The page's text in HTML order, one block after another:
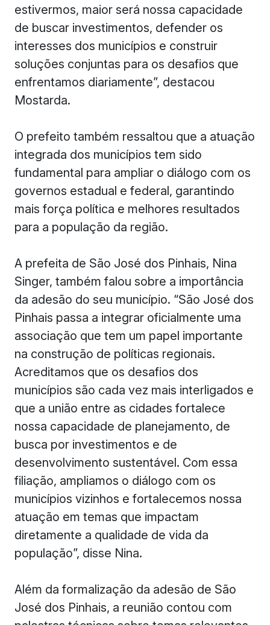
estivermos, maior será nossa capacidade
de buscar investimentos, defender os
interesses dos municípios e construir
soluções conjuntas para os desafios que
enfrentamos diariamente”, destacou
Mostarda.
O prefeito também ressaltou que a atuação
integrada dos municípios tem sido
fundamental para ampliar o diálogo com os
governos estadual e federal, garantindo
mais força política e melhores resultados
para a população da região.
A prefeita de São José dos Pinhais, Nina
Singer, também falou sobre a importância
da adesão do seu município. “São José dos
Pinhais passa a integrar oficialmente uma
associação que tem um papel importante
na construção de políticas regionais.
Acreditamos que os desafios dos
municípios são cada vez mais interligados e
que a união entre as cidades fortalece
nossa capacidade de planejamento, de
busca por investimentos e de
desenvolvimento sustentável. Com essa
filiação, ampliamos o diálogo com os
municípios vizinhos e fortalecemos nossa
atuação em temas que impactam
diretamente a qualidade de vida da
população”, disse Nina.
Além da formalização da adesão de São
José dos Pinhais, a reunião contou com